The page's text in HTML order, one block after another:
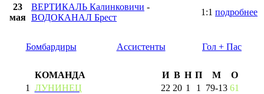
23
мая
ВЕРТИКАЛЬ Калинковичи -
ВОДОКАНАЛ Брест
1:1 подробнее
Бомбардиры Ассистенты Гол + Пас
КОМАНДА И В Н П М
О
1
ЛУНИНЕЦ 22 20 1 1 79-13 61